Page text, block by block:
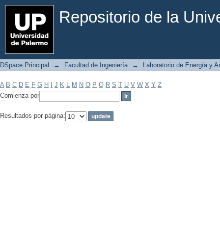
Repositorio de la
Filtrar por: Materia
DSpace Principal → Facultad de Ingeniería → Laboratorio de Energía y
A B C D E F G H J K L M N O P Q R S T U V W X Y Z
Comienza por
Resultados por página: